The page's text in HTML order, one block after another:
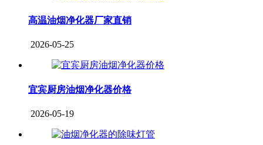
高温油烟净化器厂家直销
2026-05-25
宜宾厨房油烟净化器价格
2026-05-19